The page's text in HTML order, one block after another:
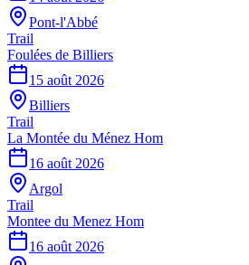
Pont-l'Abbé
Trail
Foulées de Billiers
15 août 2026
Billiers
Trail
La Montée du Ménez Hom
16 août 2026
Argol
Trail
Montee du Menez Hom
16 août 2026